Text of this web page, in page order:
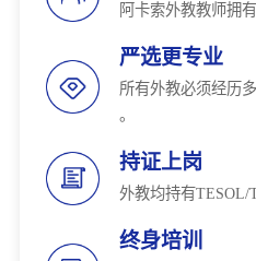
阿卡索外教教师拥
严选更专业
所有外教必须经历
。
持证上岗
外教均持有TESOL/
终身培训